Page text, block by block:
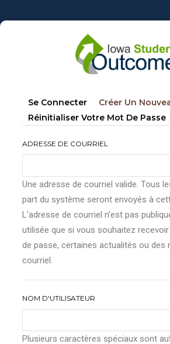
au
Onglets
principaux
Se Connecter Créer Un
Réinitialiser Votre Mot De Passe
ADRESSE DE COURRIEL
Une adresse de courriel valide. Tous
part du système seront envoyés à
L'adresse de courriel n'est pas
utilisée que si vous souhaitez
de passe, certaines actualités ou des
courriel.
NOM D'UTILISATEUR
Plusieurs caractères spéciaux sont